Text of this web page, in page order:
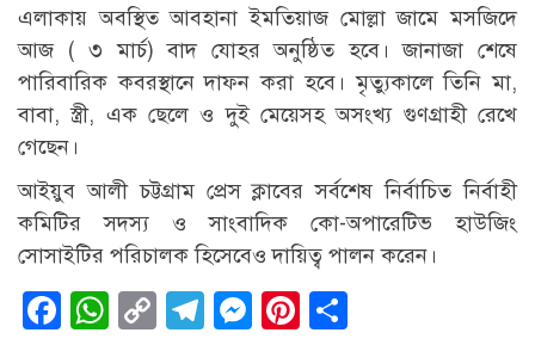
এলাকায় অবস্থিত আবহানা ইমতিয়াজ মোল্লা জামে মসজিদে
আজ ( ৩ মার্চ) বাদ যোহর অনুষ্ঠিত হবে। জানাজা শেষে
পারিবারিক কবরস্থানে দাফন করা হবে। মৃত্যুকালে তিনি মা,
বাবা, স্ত্রী, এক ছেলে ও দুই মেয়েসহ অসংখ্য গুণগ্রাহী রেখে
গেছেন।
আইয়ুব আলী চট্টগ্রাম প্রেস ক্লাবের সর্বশেষ নির্বাচিত নির্বাহী
কমিটির সদস্য ও সাংবাদিক কো-অপারেটিভ হাউজিং
সোসাইটির পরিচালক হিসেবেও দায়িত্ব পালন করেন।
Facebook
WhatsApp
CopyTelegram
Messenger
Pinterest